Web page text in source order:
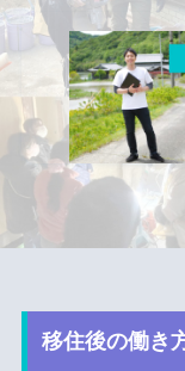
移住後の働き